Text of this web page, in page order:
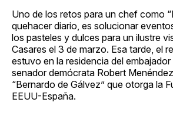
Uno de los retos para un chef como
quehacer diario, es solucionar
los pasteles y dulces para un ilustre
Casares el 3 de marzo. Esa tarde, el
estuvo en la residencia del
senador demócrata Robert
“Bernardo de Gálvez” que otorga la
EEUU-España.